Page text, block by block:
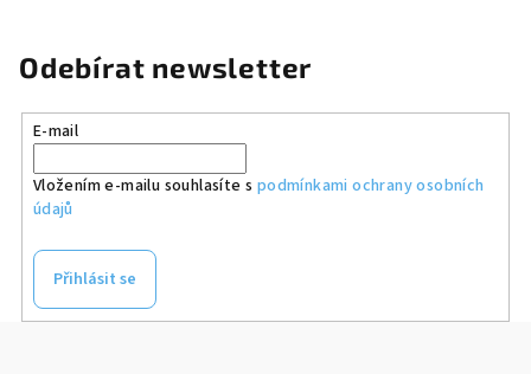
Odebírat newsletter
E-mail
Vložením e-mailu souhlasíte s podmínkami ochrany osobních
údajů
Přihlásit se